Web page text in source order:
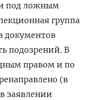
под ложным
группа
документов
подозрений. В
правом и по
(в
заявлении